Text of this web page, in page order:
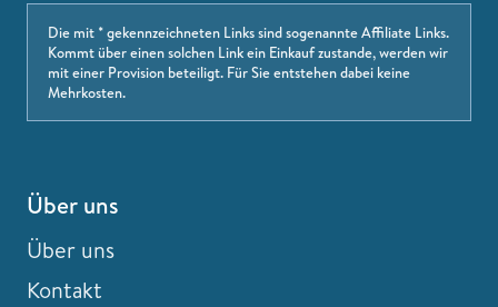
Die mit * gekennzeichneten Links sind sogenannte Affiliate Links.
Kommt über einen solchen Link ein Einkauf zustande, werden wir
mit einer Provision beteiligt. Für Sie entstehen dabei keine
Mehrkosten.
Über uns
Über uns
Kontakt